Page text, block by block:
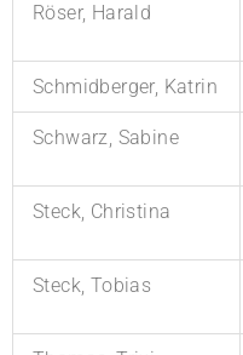
Röser, Harald
Schmidberger, Katrin
Schwarz, Sabine
Steck, Christina
Steck, Tobias